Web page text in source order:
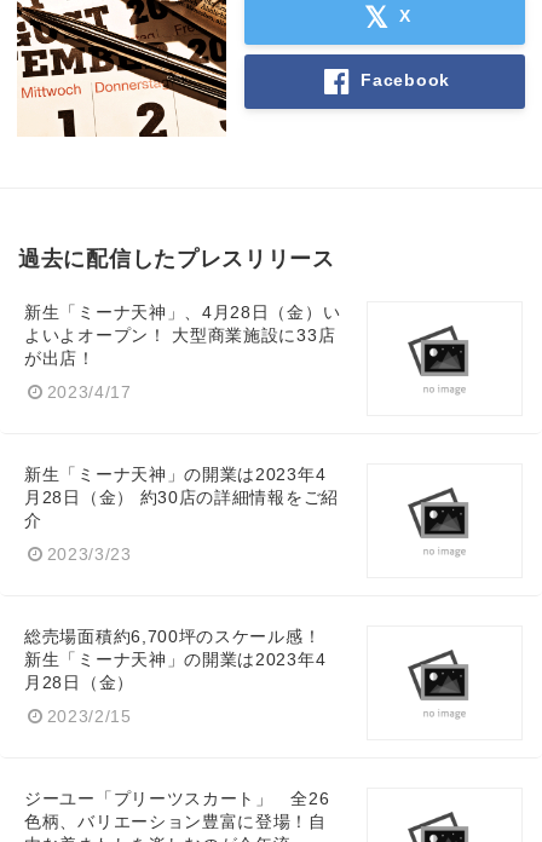
X
Facebook
過去に配信したプレスリリース
新生「ミーナ天神」、4月28日（金）い
よいよオープン！ 大型商業施設に33店
が出店！
2023/4/17
新生「ミーナ天神」の開業は2023年4
月28日（金） 約30店の詳細情報をご紹
介
2023/3/23
総売場面積約6,700坪のスケール感！
新生「ミーナ天神」の開業は2023年4
月28日（金）
2023/2/15
ジーユー「プリーツスカート」 全26
色柄、バリエーション豊富に登場！自